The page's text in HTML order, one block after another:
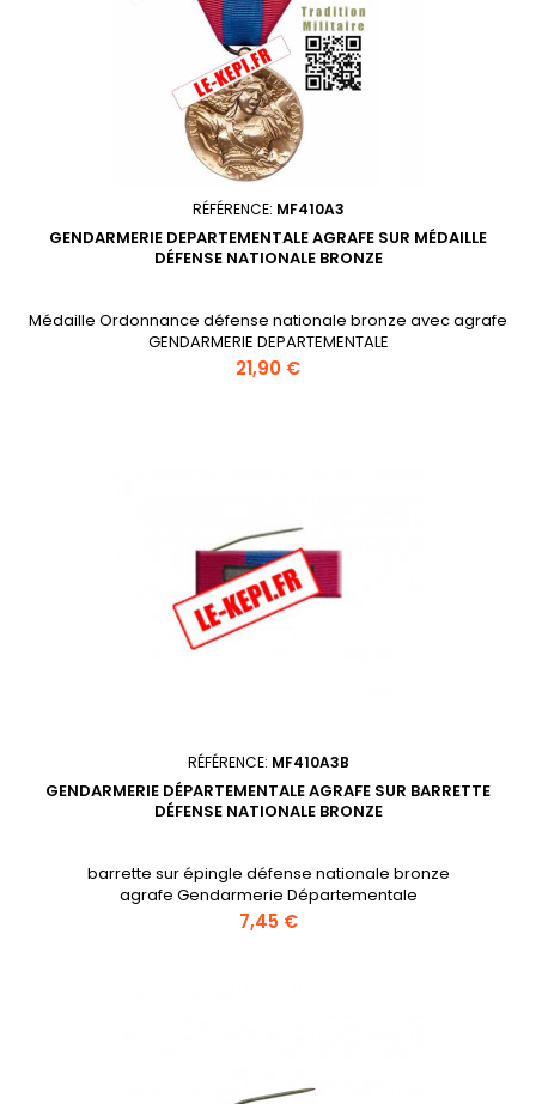
RÉFÉRENCE: MF410A3
GENDARMERIE DEPARTEMENTALE AGRAFE SUR MÉDAILLE
DÉFENSE NATIONALE BRONZE
Médaille Ordonnance défense nationale bronze avec agrafe
GENDARMERIE DEPARTEMENTALE
Prix
21,90 €
RÉFÉRENCE: MF410A3B
GENDARMERIE DÉPARTEMENTALE AGRAFE SUR BARRETTE
DÉFENSE NATIONALE BRONZE
barrette sur épingle défense nationale bronze
agrafe Gendarmerie Départementale
Prix
7,45 €